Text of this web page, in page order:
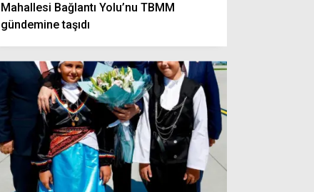
Mahallesi Bağlantı Yolu’nu TBMM
gündemine taşıdı